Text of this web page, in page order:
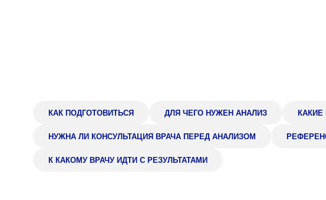
КАК ПОДГОТОВИТЬСЯ ДЛЯ ЧЕГО НУЖЕН АНАЛИЗ
НУЖНА ЛИ КОНСУЛЬТАЦИЯ ВРАЧА ПЕРЕД АНАЛИЗОМ
К КАКОМУ ВРАЧУ ИДТИ С РЕЗУЛЬТАТАМИ